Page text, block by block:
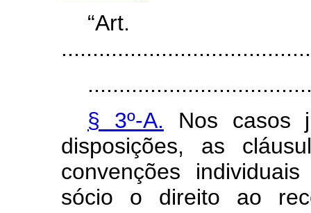
§ 3º-A. Nos casos
disposições, as
convenções
sócio o direito ao